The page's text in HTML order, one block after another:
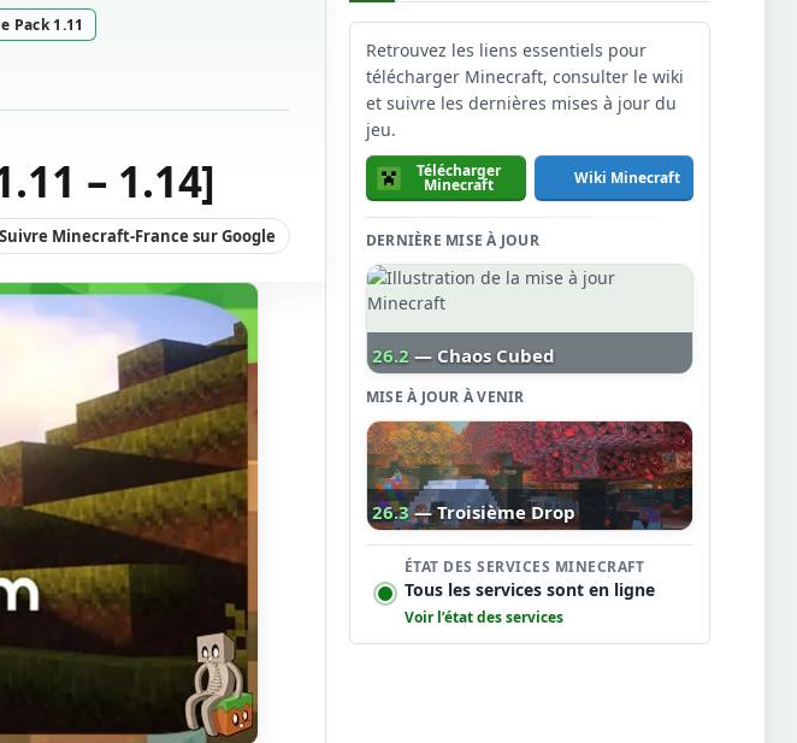
Pack 1.11
– 1.14]
Suivre Minecraft-France sur Google
Retrouvez les liens essentiels pour
télécharger Minecraft, consulter le wiki
et suivre les dernières mises à jour du
jeu.
Télécharger
Minecraft Wiki Minecraft
DERNIÈRE MISE À JOUR
26.2 — Chaos Cubed
MISE À JOUR À VENIR
26.3 — Troisième Drop
ÉTAT DES SERVICES MINECRAFT
Tous les services sont en ligne
Voir l’état des services